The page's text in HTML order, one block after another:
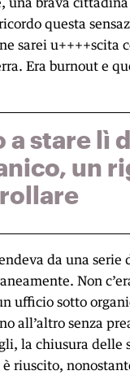
questa
sarei u++++scita
Era burnout e
a stare lì
un
da una
Non
ufficio sotto
all’altro senza
la chiusura delle
riuscito,